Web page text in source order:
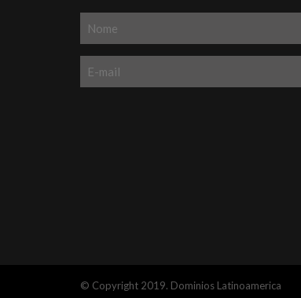
© Copyright 2019. Dominios Latinoamerica